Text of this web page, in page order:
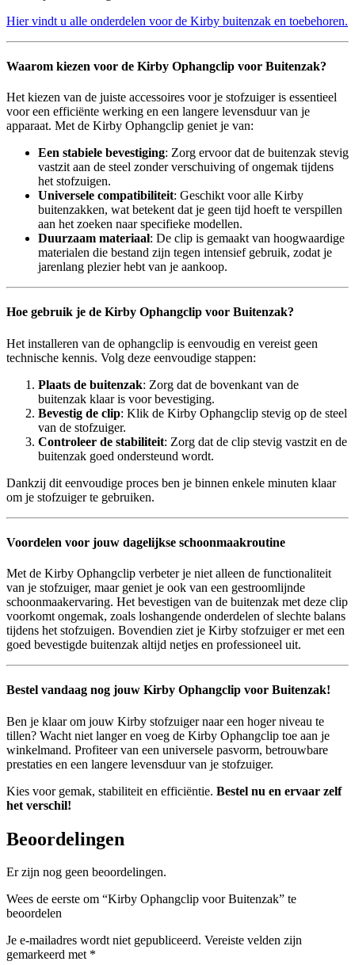
Hier vindt u alle onderdelen voor de Kirby buitenzak en toebehoren.
Waarom kiezen voor de Kirby Ophangclip voor Buitenzak?
Het kiezen van de juiste accessoires voor je stofzuiger is essentieel
voor een efficiënte werking en een langere levensduur van je
apparaat. Met de Kirby Ophangclip geniet je van:
Een stabiele bevestiging: Zorg ervoor dat de buitenzak stevig
vastzit aan de steel zonder verschuiving of ongemak tijdens
het stofzuigen.
Universele compatibiliteit: Geschikt voor alle Kirby
buitenzakken, wat betekent dat je geen tijd hoeft te verspillen
aan het zoeken naar specifieke modellen.
Duurzaam materiaal: De clip is gemaakt van hoogwaardige
materialen die bestand zijn tegen intensief gebruik, zodat je
jarenlang plezier hebt van je aankoop.
Hoe gebruik je de Kirby Ophangclip voor Buitenzak?
Het installeren van de ophangclip is eenvoudig en vereist geen
technische kennis. Volg deze eenvoudige stappen:
Plaats de buitenzak: Zorg dat de bovenkant van de
buitenzak klaar is voor bevestiging.
Bevestig de clip: Klik de Kirby Ophangclip stevig op de steel
van de stofzuiger.
Controleer de stabiliteit: Zorg dat de clip stevig vastzit en de
buitenzak goed ondersteund wordt.
Dankzij dit eenvoudige proces ben je binnen enkele minuten klaar
om je stofzuiger te gebruiken.
Voordelen voor jouw dagelijkse schoonmaakroutine
Met de Kirby Ophangclip verbeter je niet alleen de functionaliteit
van je stofzuiger, maar geniet je ook van een gestroomlijnde
schoonmaakervaring. Het bevestigen van de buitenzak met deze clip
voorkomt ongemak, zoals loshangende onderdelen of slechte balans
tijdens het stofzuigen. Bovendien ziet je Kirby stofzuiger er met een
goed bevestigde buitenzak altijd netjes en professioneel uit.
Bestel vandaag nog jouw Kirby Ophangclip voor Buitenzak!
Ben je klaar om jouw Kirby stofzuiger naar een hoger niveau te
tillen? Wacht niet langer en voeg de Kirby Ophangclip toe aan je
winkelmand. Profiteer van een universele pasvorm, betrouwbare
prestaties en een langere levensduur van je stofzuiger.
Kies voor gemak, stabiliteit en efficiëntie. Bestel nu en ervaar zelf
het verschil!
Beoordelingen
Er zijn nog geen beoordelingen.
Wees de eerste om “Kirby Ophangclip voor Buitenzak” te
beoordelen
Je e-mailadres wordt niet gepubliceerd. Vereiste velden zijn
gemarkeerd met *